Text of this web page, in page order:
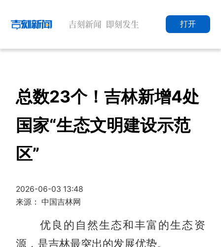
打开
总数23个！吉林新增4处
国家“生态文明建设示范
区”
2026-06-03 13:48
来源： 中国吉林网
优良的自然生态和丰富的生态资
源，是吉林最突出的发展优势。